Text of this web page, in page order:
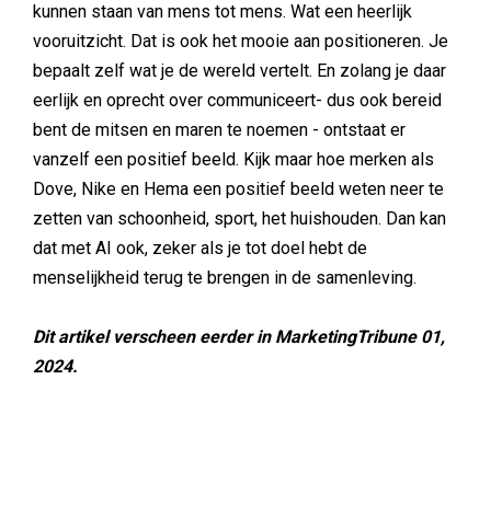
kunnen staan van mens tot mens. Wat een heerlijk
vooruitzicht. Dat is ook het mooie aan positioneren. Je
bepaalt zelf wat je de wereld vertelt. En zolang je daar
eerlijk en oprecht over communiceert- dus ook bereid
bent de mitsen en maren te noemen - ontstaat er
vanzelf een positief beeld. Kijk maar hoe merken als
Dove, Nike en Hema een positief beeld weten neer te
zetten van schoonheid, sport, het huishouden. Dan kan
dat met AI ook, zeker als je tot doel hebt de
menselijkheid terug te brengen in de samenleving.
Dit artikel verscheen eerder in MarketingTribune 01,
2024.